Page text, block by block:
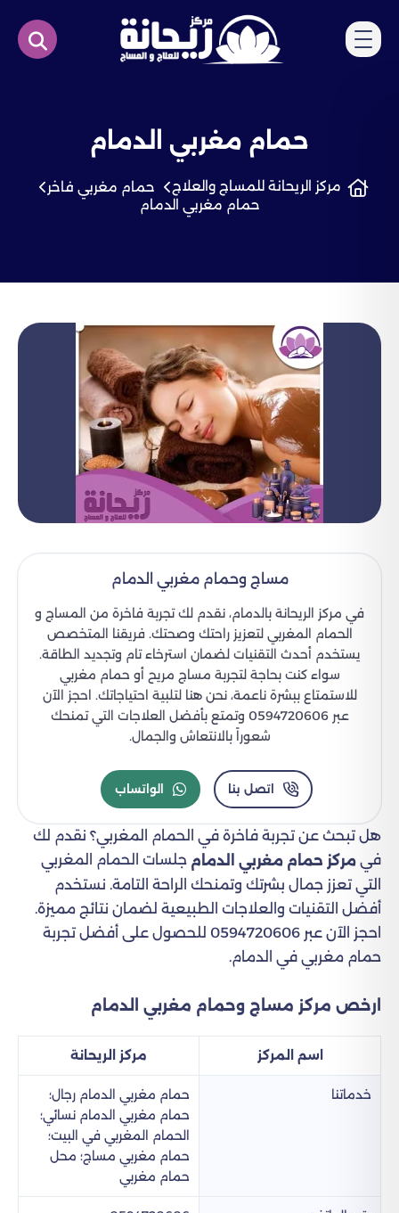
حمام مغربي الدمام
مركز الريحانة للمساج والعلاج
حمام مغربي فاخر
حمام مغربي الدمام
مساج وحمام مغربي الدمام
في مركز الريحانة بالدمام، نقدم لك تجربة فاخرة من المساج و
الحمام المغربي لتعزيز راحتك وصحتك. فريقنا المتخصص
يستخدم أحدث التقنيات لضمان استرخاء تام وتجديد الطاقة.
سواء كنت بحاجة لتجربة مساج مريح أو حمام مغربي
للاستمتاع ببشرة ناعمة، نحن هنا لتلبية احتياجاتك. احجز الآن
عبر 0594720606 وتمتع بأفضل العلاجات التي تمنحك
شعوراً بالانتعاش والجمال.
اتصل بنا الواتساب
هل تبحث عن تجربة فاخرة في الحمام المغربي؟ نقدم لك
في مركز حمام مغربي الدمام جلسات الحمام المغربي
التي تعزز جمال بشرتك وتمنحك الراحة التامة. نستخدم
أفضل التقنيات والعلاجات الطبيعية لضمان نتائج مميزة.
احجز الآن عبر 0594720606 للحصول على أفضل تجربة
حمام مغربي في الدمام.
ارخص مركز مساج وحمام مغربي​ الدمام
اسم المركز مركز الريحانة
خدماتنا
حمام مغربي الدمام رجال؛
حمام مغربي الدمام نسائي؛
الحمام المغربي في البيت؛
حمام مغربي مساج؛ محل
حمام مغربي